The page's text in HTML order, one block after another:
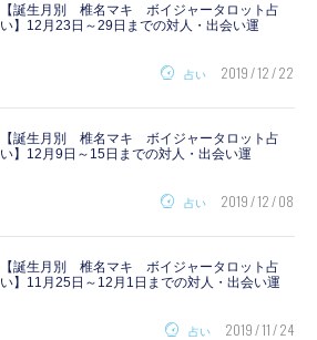
【誕生月別 椎名マキ ボイジャータロット占
い】12月23日～29日までの対人・出会い運
占い 2019 / 12 / 22
【誕生月別 椎名マキ ボイジャータロット占
い】12月9日～15日までの対人・出会い運
占い 2019 / 12 / 08
【誕生月別 椎名マキ ボイジャータロット占
い】11月25日～12月1日までの対人・出会い運
占い 2019 / 11 / 24